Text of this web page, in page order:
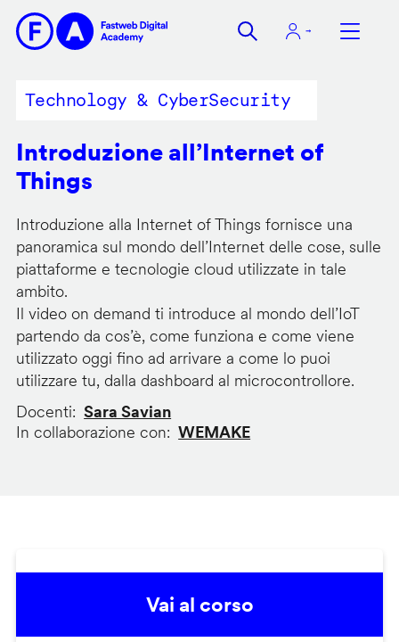
contenuto
Technology & CyberSecurity
Introduzione all’Internet of
Things
Introduzione alla Internet of Things fornisce una
panoramica sul mondo dell’Internet delle cose, sulle
piattaforme e tecnologie cloud utilizzate in tale
ambito.
Il video on demand ti introduce al mondo dell’IoT
partendo da cos’è, come funziona e come viene
utilizzato oggi fino ad arrivare a come lo puoi
utilizzare tu, dalla dashboard al microcontrollore.
Docenti
Sara Savian
In collaborazione con
WEMAKE
Vai al corso